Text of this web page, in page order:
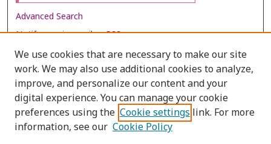
Advanced Search
Notify me via email orRSS
Browse
Collections
Disciplines
Authors
We use cookies that are necessary to make our site
work. We may also use additional cookies to analyze,
improve, and personalize our content and your
digital experience. You can manage your cookie
preferences using the Cookie settings link. For more
information, see our Cookie Policy